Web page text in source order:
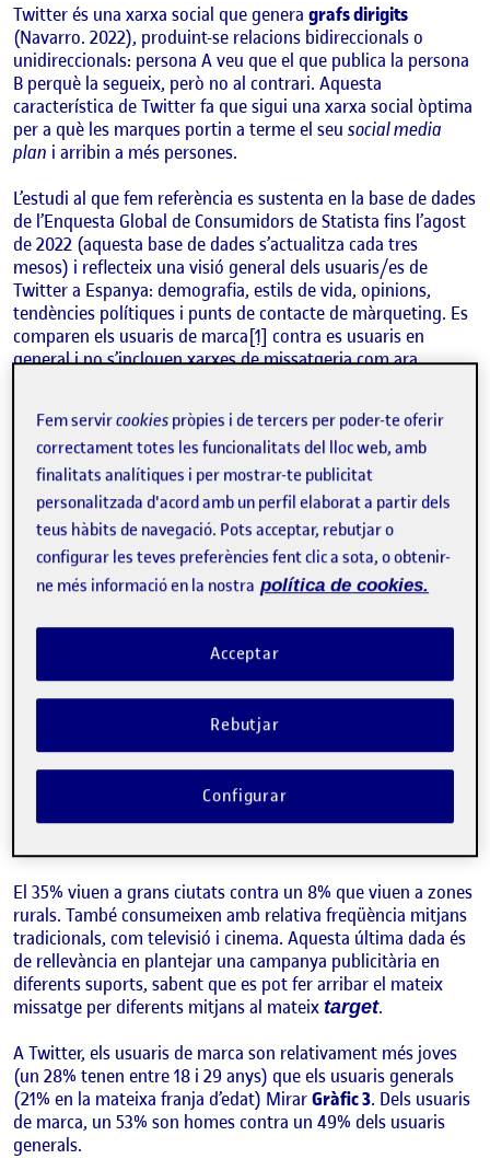
Twitter és una xarxa social que genera grafs dirigits
(Navarro. 2022), produint-se relacions bidireccionals o
unidireccionals: persona A veu que el que publica la persona
B perquè la segueix, però no al contrari. Aquesta
característica de Twitter fa que sigui una xarxa social òptima
per a què les marques portin a terme el seu social media
plan i arribin a més persones.
L’estudi al que fem referència es sustenta en la base de dades
de l’Enquesta Global de Consumidors de Statista fins l’agost
de 2022 (aquesta base de dades s’actualitza cada tres
mesos) i reflecteix una visió general dels usuaris/es de
Twitter a Espanya: demografia, estils de vida, opinions,
tendències polítiques i punts de contacte de màrqueting. Es
comparen els usuaris de marca[1] contra es usuaris en
general i no s’inclouen xarxes de missatgeria com ara
Ús en comparació amb d’altres Xarxes socials
Amb una quota d’usuaris del 43% (Gràfic 1), Twitter és la
quarta xarxa social més important a l’Estat espanyol darrera
d’Instagram, Youtube i Facebook. Això vol dir que el 43%
dels espanyols/es, més de 20 milions de persones, segons
Twitter a Espanya. L’ús d’aquesta xarxa social va créixer un
Perfil demogràfic
El 53% dels usuaris de Twitter són homes i el 36% tenen uns
ingressos mitjans. Cal destacar que un 70% dels usuaris
d’aquesta xarxa social tenen ingressos mitjans i alts. Aquesta
és una dada important de cara a buscar persones amb un
El 35% viuen a grans ciutats contra un 8% que viuen a zones
rurals. També consumeixen amb relativa freqüència mitjans
tradicionals, com televisió i cinema. Aquesta última dada és
de rellevància en plantejar una campanya publicitària en
diferents suports, sabent que es pot fer arribar el mateix
missatge per diferents mitjans al mateix target.
A Twitter, els usuaris de marca son relativament més joves
(un 28% tenen entre 18 i 29 anys) que els usuaris generals
(21% en la mateixa franja d’edat) MirarGràfic 3. Dels usuaris
de marca, un 53% son homes contra un 49% dels usuaris
generals.
Fem servircookies pròpies i de tercers per poder-te oferir
correctament totes les funcionalitats del lloc web, amb
finalitats analítiques i per mostrar-te publicitat
personalitzada d'acord amb un perfil elaborat a partir dels
teus hàbits de navegació. Pots acceptar, rebutjar o
configurar les teves preferències fent clic a sota, o obtenir-
ne més informació en la nostra política de cookies.
Rebutjar
Acceptar
Configurar